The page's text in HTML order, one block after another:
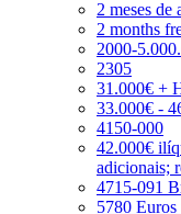
2 meses de
2 months
2000-
2305
31.000€ +
33.000€ -
4150-000
42.000€
adicionais;
4715-091
5780 Euros